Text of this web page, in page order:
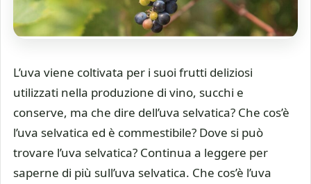
L’uva viene coltivata per i suoi frutti deliziosi
utilizzati nella produzione di vino, succhi e
conserve, ma che dire dell’uva selvatica? Che cos’è
l’uva selvatica ed è commestibile? Dove si può
trovare l’uva selvatica? Continua a leggere per
saperne di più sull’uva selvatica. Che cos’è l’uva